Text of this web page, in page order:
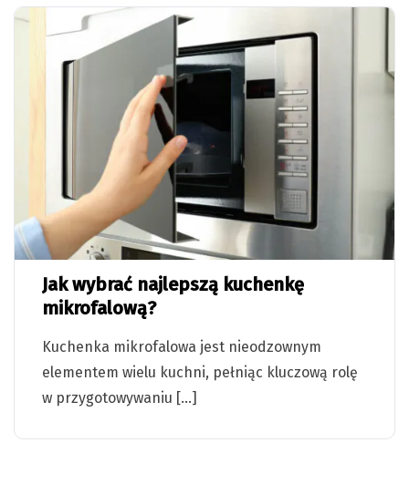
Jak wybrać najlepszą kuchenkę
mikrofalową?
Kuchenka mikrofalowa jest nieodzownym
elementem wielu kuchni, pełniąc kluczową rolę
w przygotowywaniu […]